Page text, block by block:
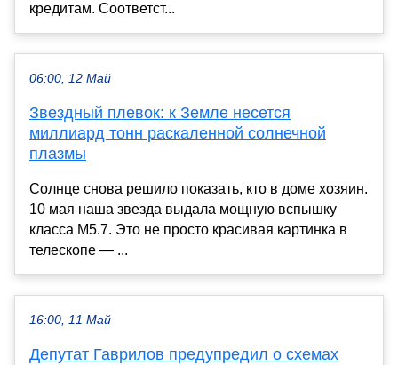
кредитам. Соответст...
06:00, 12 Май
Звездный плевок: к Земле несется
миллиард тонн раскаленной солнечной
плазмы
Солнце снова решило показать, кто в доме хозяин.
10 мая наша звезда выдала мощную вспышку
класса M5.7. Это не просто красивая картинка в
телескопе — ...
16:00, 11 Май
Депутат Гаврилов предупредил о схемах